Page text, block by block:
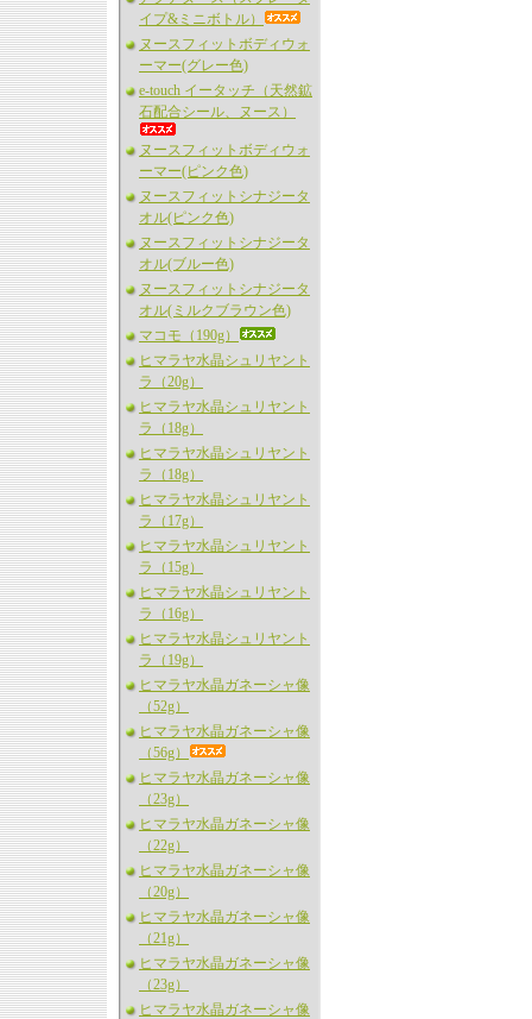
イプ&ミニボトル）
ヌースフィットボディウォ
ーマー(グレー色)
e-touch イータッチ（天然鉱
石配合シール、ヌース）
ヌースフィットボディウォ
ーマー(ピンク色)
ヌースフィットシナジータ
オル(ピンク色)
ヌースフィットシナジータ
オル(ブルー色)
ヌースフィットシナジータ
オル(ミルクブラウン色)
マコモ（190g）
ヒマラヤ水晶シュリヤント
ラ（20g）
ヒマラヤ水晶シュリヤント
ラ（18g）
ヒマラヤ水晶シュリヤント
ラ（18g）
ヒマラヤ水晶シュリヤント
ラ（17g）
ヒマラヤ水晶シュリヤント
ラ（15g）
ヒマラヤ水晶シュリヤント
ラ（16g）
ヒマラヤ水晶シュリヤント
ラ（19g）
ヒマラヤ水晶ガネーシャ像
（52g）
ヒマラヤ水晶ガネーシャ像
（56g）
ヒマラヤ水晶ガネーシャ像
（23g）
ヒマラヤ水晶ガネーシャ像
（22g）
ヒマラヤ水晶ガネーシャ像
（20g）
ヒマラヤ水晶ガネーシャ像
（21g）
ヒマラヤ水晶ガネーシャ像
（23g）
ヒマラヤ水晶ガネーシャ像